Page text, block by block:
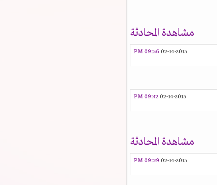
مشاهدة المحادثة
02-14-2015
09:56 PM
02-14-2015
09:42 PM
مشاهدة المحادثة
02-14-2015
09:29 PM